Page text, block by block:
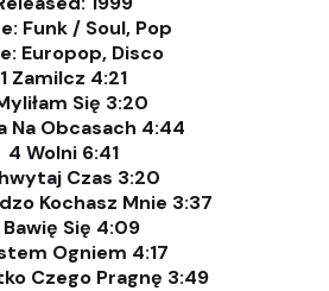
Funk / Soul, Pop
Europop, Disco
1 Zamilcz 4:21
Się 3:20
Na Obcasach 4:44
4 Wolni 6:41
Czas 3:20
Kochasz Mnie 3:37
Bawię Się 4:09
Ogniem 4:17
Czego Pragnę 3:49